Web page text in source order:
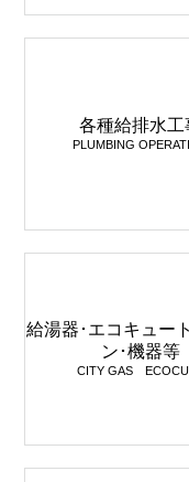
各種給排水工
PLUMBING
給湯器･エコキュー
ン･機器等
CITY GAS